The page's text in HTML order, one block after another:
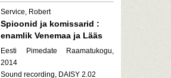
Service, Robert
Spioonid ja komissarid :
enamlik Venemaa ja Lääs
Eesti Pimedate Raamatukogu,
2014
Sound recording, DAISY 2.02